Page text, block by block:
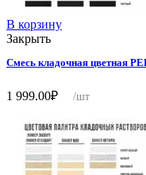
В корзину
Закрыть
Смесь кладочная цветная
1 999.00₽ /шт